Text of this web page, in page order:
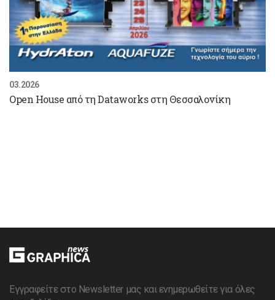
03.2026
Open House από τη Dataworks στη Θεσσαλονίκη
Εγγραφείτε στο Newsletter μας και ενημερωθείτε για όλες